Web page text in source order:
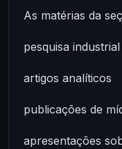
As matérias da
pesquisa industrial
artigos analíticos
publicações de
apresentações